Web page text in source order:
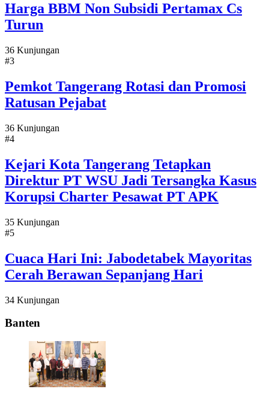
Harga BBM Non Subsidi Pertamax Cs
Turun
36 Kunjungan
#3
Pemkot Tangerang Rotasi dan Promosi
Ratusan Pejabat
36 Kunjungan
#4
Kejari Kota Tangerang Tetapkan
Direktur PT WSU Jadi Tersangka Kasus
Korupsi Charter Pesawat PT APK
35 Kunjungan
#5
Cuaca Hari Ini: Jabodetabek Mayoritas
Cerah Berawan Sepanjang Hari
34 Kunjungan
Banten